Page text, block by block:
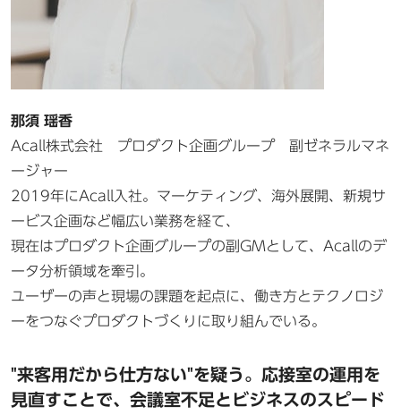
那須 瑶香
Acall株式会社 プロダクト企画グループ 副ゼネラルマネ
ージャー
2019年にAcall入社。マーケティング、海外展開、新規サ
ービス企画など幅広い業務を経て、
現在はプロダクト企画グループの副GMとして、Acallのデ
ータ分析領域を牽引。
ユーザーの声と現場の課題を起点に、働き方とテクノロジ
ーをつなぐプロダクトづくりに取り組んでいる。
"来客用だから仕方ない"を疑う。応接室の運用を
見直すことで、会議室不足とビジネスのスピード